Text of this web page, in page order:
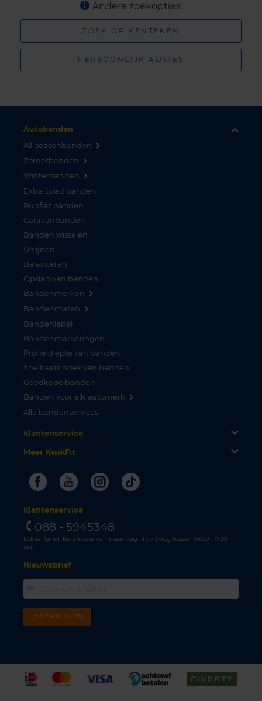
Andere zoekopties:
ZOEK OP KENTEKEN
PERSOONLIJK ADVIES
Autobanden
All-seasonbanden
Zomerbanden
Winterbanden
Extra Load banden
Runflat banden
Caravanbanden
Banden wisselen
Uitlijnen
Balanceren
Opslag van banden
Bandenmerken
Bandenmaten
Bandenlabel
Bandenmarkeringen
Profieldiepte van banden
Snelheidsindex van banden
Goedkope banden
Banden voor elk automerk
Alle bandenservices
Klantenservice
Meer KwikFit
FacebookYoutubeInstagram
Tiktok
Klantenservice
088 - 5945348
Lokaal tarief. Bereikbaar van maandag t/m vrijdag tussen 08.00 - 17.30
uur.
Nieuwsbrief
INSCHRIJVEN